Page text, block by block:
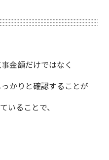
金額だけではなく
かりと確認することが
いることで、